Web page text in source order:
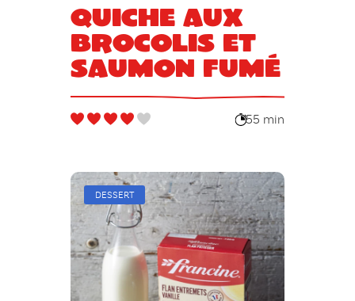
Quiche aux
brocolis et
saumon fumé
55 min
DESSERT